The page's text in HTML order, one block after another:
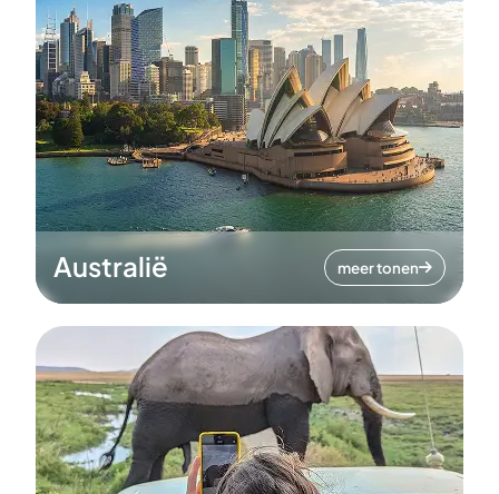
Australië meer tonen